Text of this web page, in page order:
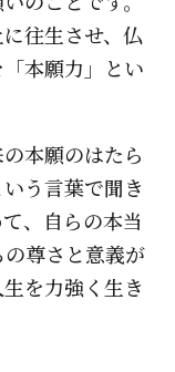
往生させ、仏
本願力」とい
本願のはたら
う言葉で聞き
、自らの本当
尊さと意義が
を力強く生き